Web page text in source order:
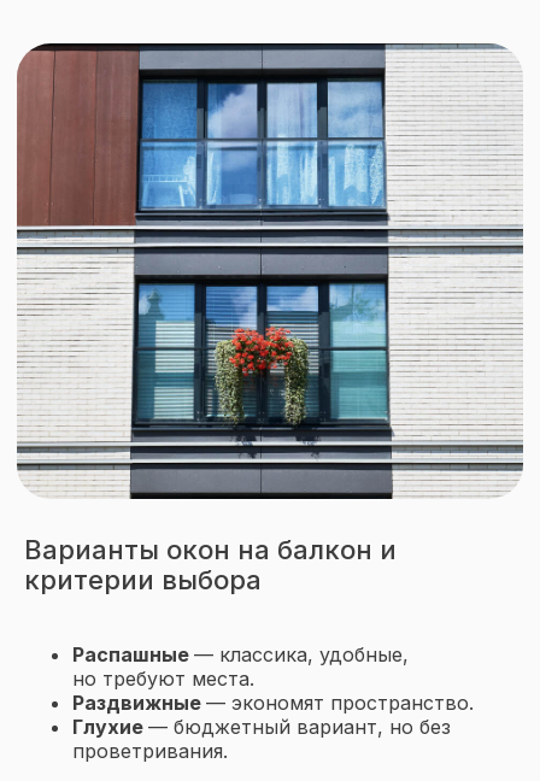
Варианты окон на балкон и
критерии выбора
Распашные — классика, удобные,
но требуют места.
Раздвижные — экономят пространство.
Глухие — бюджетный вариант, но без
проветривания.